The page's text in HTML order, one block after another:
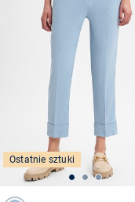
Ostatnie sztuki